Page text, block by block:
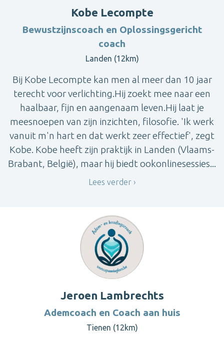
Kobe Lecompte
Bewustzijnscoach en Oplossingsgericht
coach
Landen (12km)
Bij Kobe Lecompte kan men al meer dan 10 jaar
terecht voor verlichting.Hij zoekt mee naar een
haalbaar, fijn en aangenaam leven.Hij laat je
meesnoepen van zijn inzichten, filosofie. 'Ik werk
vanuit m'n hart en dat werkt zeer effectief', zegt
Kobe. Kobe heeft zijn praktijk in Landen (Vlaams-
Brabant, België), maar hij biedt ookonlinesessies...
Lees verder
Jeroen Lambrechts
Ademcoach en Coach aan huis
Tienen (12km)